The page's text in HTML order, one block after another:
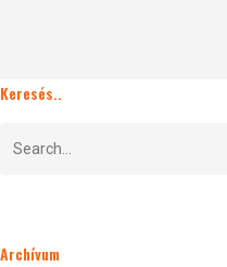
Keresés..
Archívum